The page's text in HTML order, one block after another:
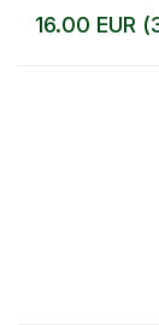
16.00 EUR